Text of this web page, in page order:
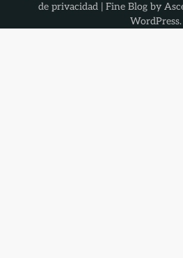
de privacidad| Fine Blog by
WordPress.